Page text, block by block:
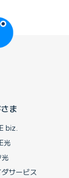
るのページ
ま
biz.
光
サービス